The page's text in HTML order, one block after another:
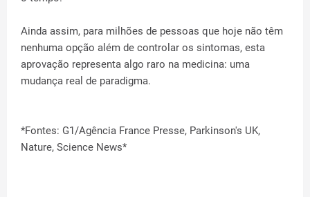
Ainda assim, para milhões de pessoas que hoje não têm
nenhuma opção além de controlar os sintomas, esta
aprovação representa algo raro na medicina: uma
mudança real de paradigma.
*Fontes: G1/Agência France Presse, Parkinson's UK,
Nature, Science News*